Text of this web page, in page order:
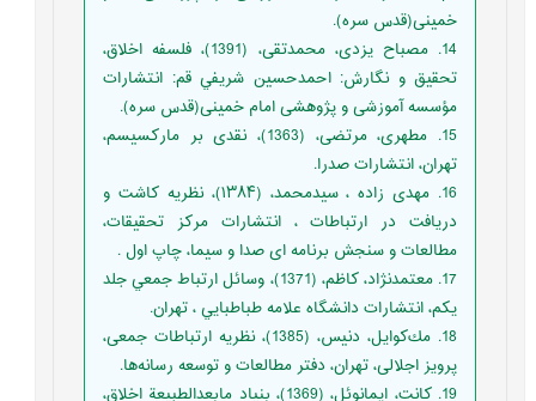
خمينى(قدس سره).
14. مصباح يزدى، محمدتقى، (1391)، فلسفه اخلاق،
تحقيق و نگارش: احمدحسين شريفي قم: انتشارات
مؤسسه آموزشى و پژوهشى امام خمينى(قدس سره).
15. مطهری، مرتضی، (1363)، نقدی بر مارکسیسم،
تهران، انتشارات صدرا.
16. مهدی زاده ، سیدمحمد، (۱۳۸۴)، نظریه کاشت و
دریافت در ارتباطات ، انتشارات مرکز تحقیقات،
مطالعات و سنجش برنامه ای صدا و سیما، چاپ اول .
17. معتمدنژاد، كاظم، (1371)، وسائل ارتباط جمعي جلد
يكم، انتشارات دانشگاه علامه طباطبايي ، تهران.
18. مك‌كوایل، دنیس، (1385)، نظریه ارتباطات جمعی،
پرویز اجلالی، تهران، دفتر مطالعات و توسعه رسانه‌ها.
19. کانت، ايمانوئل، (1369)، بنياد مابعدالطبيعة اخلاق،